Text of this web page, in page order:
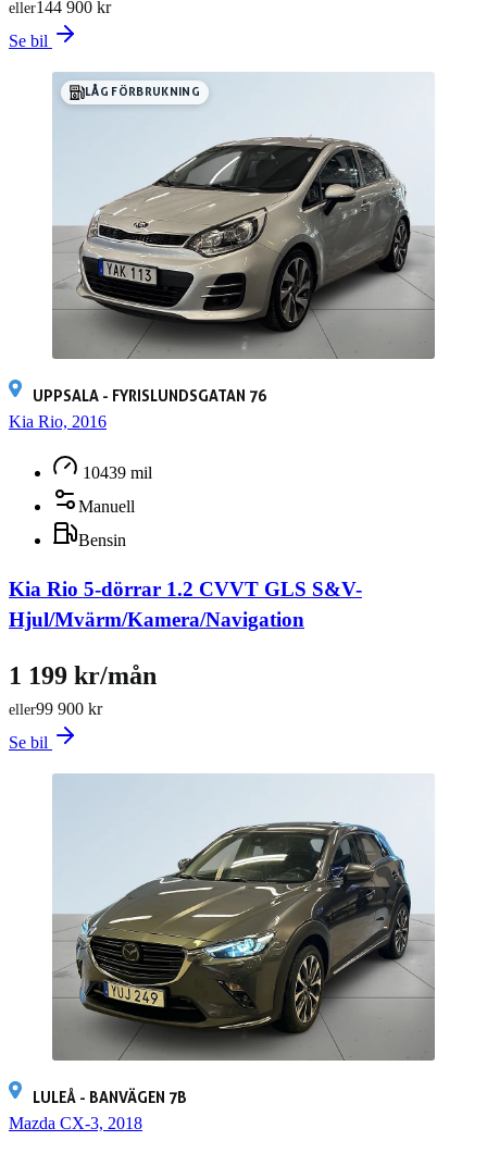
144 900 kr
eller
Se bil
LÅG FÖRBRUKNING
UPPSALA - FYRISLUNDSGATAN 76
Kia Rio, 2016
10439 mil
Manuell
Bensin
Kia Rio 5-dörrar 1.2 CVVT GLS S&V-
Hjul/Mvärm/Kamera/Navigation
99 900 kr
eller
1 199 kr/mån
Se bil
LULEÅ - BANVÄGEN 7B
Mazda CX-3, 2018